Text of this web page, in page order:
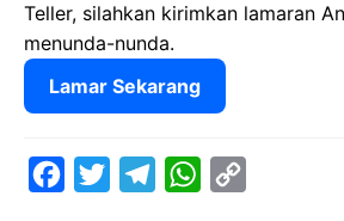
Teller, silahkan kirimkan lamaran
menunda-nunda.
Lamar Sekarang
W